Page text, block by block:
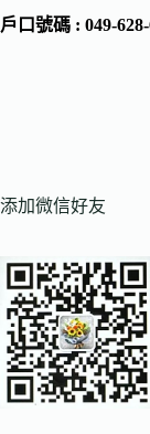
戶口號碼 : 049-
添加微信好友